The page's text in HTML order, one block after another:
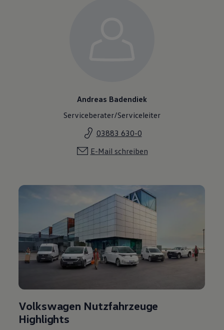
Andreas Badendiek
Serviceberater/Serviceleiter
03883 630-0
E-Mail schreiben
Volkswagen Nutzfahrzeuge
Highlights